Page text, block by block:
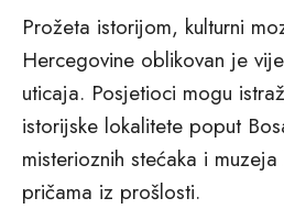
Prožeta istorijom, kulturni
Hercegovine oblikovan je
uticaja. Posjetioci mogu
istorijske lokalitete poput
misterioznih stećaka i
pričama iz prošlosti.